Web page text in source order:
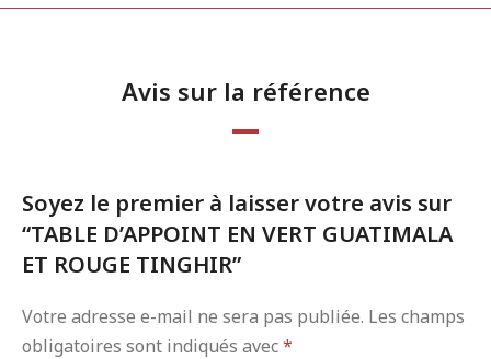
Avis sur la référence
Soyez le premier à laisser votre avis sur
“TABLE D’APPOINT EN VERT GUATIMALA
ET ROUGE TINGHIR”
Votre adresse e-mail ne sera pas publiée. Les champs
obligatoires sont indiqués avec*